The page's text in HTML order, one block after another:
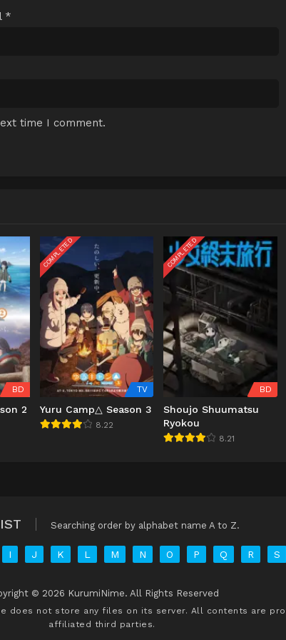
*
time I comment.
BD
2
COMPLETED
TV
Yuru Camp△ Season 3
8.22
COMPLETED
BD
Shoujo Shuumatsu
Ryokou
8.21
Searching order by alphabet name A to Z.
I J K L M N O P Q R S
© 2026 KurumiNime. All Rights Reserved
does not store any files on its server. All contents are
affiliated third parties.